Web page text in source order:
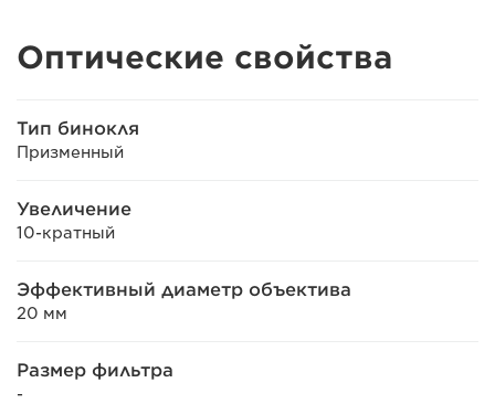
Оптические свойства
Тип бинокля
Призменный
Увеличение
10-кратный
Эффективный диаметр объектива
20 мм
Размер фильтра
-